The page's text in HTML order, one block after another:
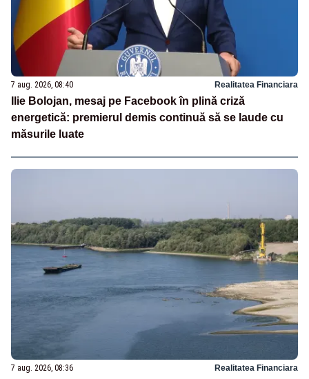
7 aug. 2026, 08:40 Realitatea Financiara
Ilie Bolojan, mesaj pe Facebook în plină criză
energetică: premierul demis continuă să se laude cu
măsurile luate
7 aug. 2026, 08:36 Realitatea Financiara